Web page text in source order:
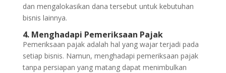
dan mengalokasikan dana tersebut untuk kebutuhan
bisnis lainnya.
4. Menghadapi Pemeriksaan Pajak
Pemeriksaan pajak adalah hal yang wajar terjadi pada
setiap bisnis. Namun, menghadapi pemeriksaan pajak
tanpa persiapan yang matang dapat menimbulkan